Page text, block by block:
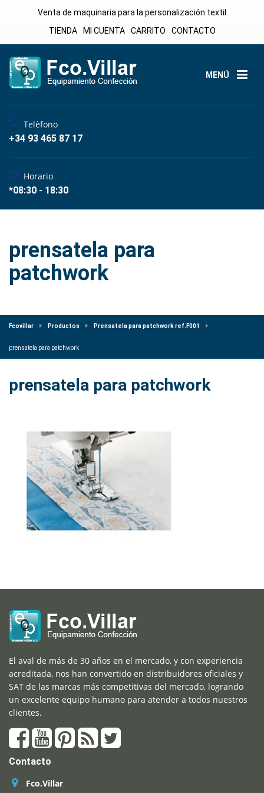
Venta de maquinaria para la personalización textil
TIENDA
MI CUENTA CARRITO CONTACTO
MENÚ
Telèfono
+34 93 465 87 17
Horario
*08:30 - 18:30
prensatela para
patchwork
Fcovillar Productos Prensatela para patchwork ref.F001
prensatela para patchwork
prensatela para patchwork
El aval de más de 30 años en el mercado, y con experiencia
acreditada, nos han convertido en distribuidores oficiales y
SAT de las marcas más competitivas del mercado, logrando
un excelente equipo humano para atender a todos nuestros
clientes.
Contacto
Fco.Villar